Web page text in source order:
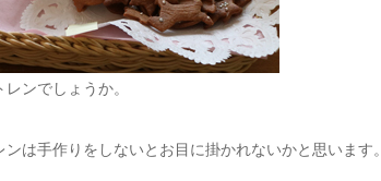
ンでしょうか。
は手作りをしないとお目に掛かれないかと思います。